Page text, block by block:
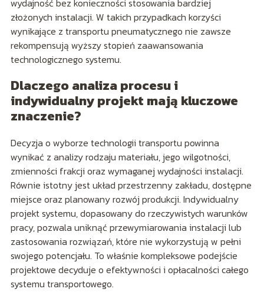
złożonych instalacji. W takich przypadkach korzyści
wynikające z transportu pneumatycznego nie zawsze
rekompensują wyższy stopień zaawansowania
technologicznego systemu.
Dlaczego analiza procesu i
indywidualny projekt mają kluczowe
znaczenie?
Decyzja o wyborze technologii transportu powinna
wynikać z analizy rodzaju materiału, jego wilgotności,
zmienności frakcji oraz wymaganej wydajności instalacji.
Równie istotny jest układ przestrzenny zakładu, dostępne
miejsce oraz planowany rozwój produkcji. Indywidualny
projekt systemu, dopasowany do rzeczywistych warunków
pracy, pozwala uniknąć przewymiarowania instalacji lub
zastosowania rozwiązań, które nie wykorzystują w pełni
swojego potencjału. To właśnie kompleksowe podejście
projektowe decyduje o efektywności i opłacalności całego
systemu transportowego.